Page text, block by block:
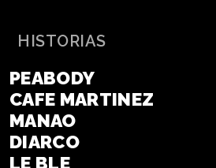
HISTORIAS
PEABODY
CAFE MARTINEZ
MANAO
DIARCO
LE BLE